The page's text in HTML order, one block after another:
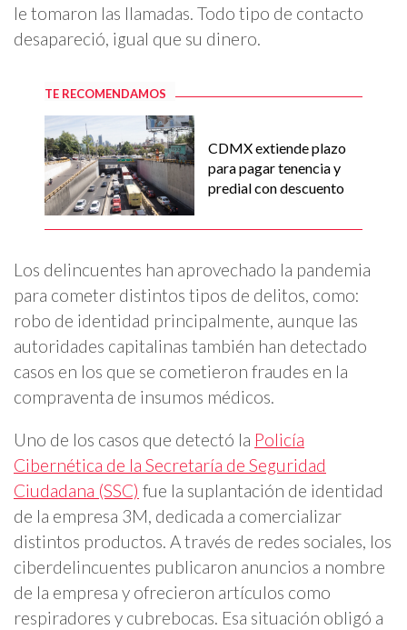
le tomaron las llamadas. Todo tipo de contacto
desapareció, igual que su dinero.
TE RECOMENDAMOS
CDMX extiende plazo
para pagar tenencia y
predial con descuento
Los delincuentes han aprovechado la pandemia
para cometer distintos tipos de delitos, como:
robo de identidad principalmente, aunque las
autoridades capitalinas también han detectado
casos en los que se cometieron fraudes en la
compraventa de insumos médicos.
Uno de los casos que detectó la Policía
Cibernética de la Secretaría de Seguridad
Ciudadana (SSC) fue la suplantación de identidad
de la empresa 3M, dedicada a comercializar
distintos productos. A través de redes sociales, los
ciberdelincuentes publicaron anuncios a nombre
de la empresa y ofrecieron artículos como
respiradores y cubrebocas. Esa situación obligó a